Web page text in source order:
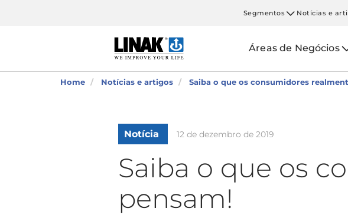
Segmentos Notícias e
Áreas de Negócios
Home Notícias e artigos Saiba o que os consumidores
Notícia 12 de dezembro de 2019
Saiba o que os
pensam!